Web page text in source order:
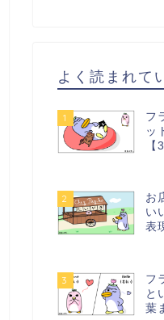
よく読まれて
1
フ
ッ
【
2
お
い
表
3
フ
と
葉